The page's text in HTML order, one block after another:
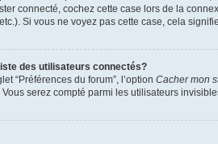
connecté, cochez cette case lors de la
Si vous ne voyez pas cette case, cela
des utilisateurs connectés?
“Préférences du forum”, l’option Cacher mon
serez compté parmi les utilisateurs